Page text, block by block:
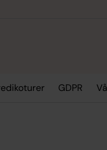
GDPR